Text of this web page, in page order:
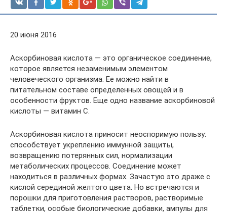
20 июня 2016
Аскорбиновая кислота — это органическое соединение,
которое является незаменимым элементом
человеческого организма. Ее можно найти в
питательном составе определенных овощей и в
особенности фруктов. Еще одно название аскорбиновой
кислоты — витамин С.
Аскорбиновая кислота приносит неоспоримую пользу:
способствует укреплению иммунной защиты,
возвращению потерянных сил, нормализации
метаболических процессов. Соединение может
находиться в различных формах. Зачастую это драже с
кислой серединой желтого цвета. Но встречаются и
порошки для приготовления растворов, растворимые
таблетки, особые биологические добавки, ампулы для